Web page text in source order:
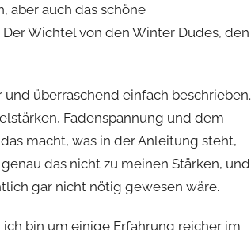
aber auch das schöne
Wichtel von den Winter Dudes, den
überraschend einfach beschrieben.
Fadenspannung und dem
macht, was in der Anleitung steht,
das nicht zu meinen Stärken, und
gar nicht nötig gewesen wäre.
bin um einige Erfahrung reicher im